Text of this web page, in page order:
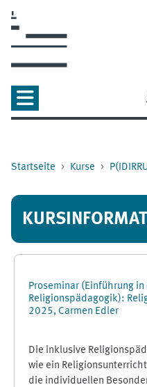
Startseite Kurse
Proseminar (Einführung
Religionspädagogik):
2025, Carmen Edler
Die inklusive
wie ein
die individuellen